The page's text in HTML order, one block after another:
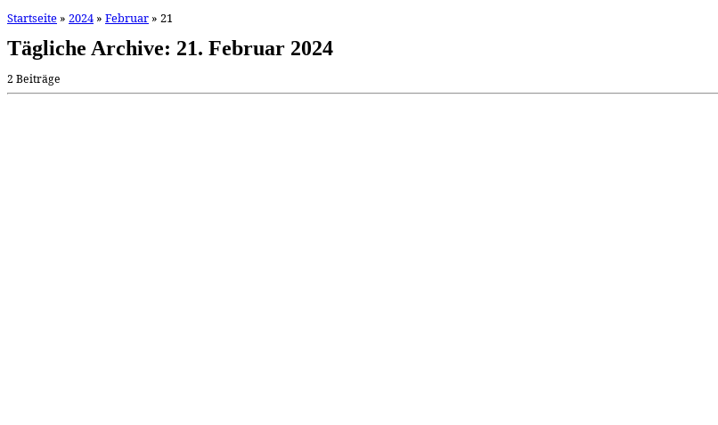
Startseite » 2024 » Februar » 21
Tägliche Archive: 21. Februar 2024
2 Beiträge